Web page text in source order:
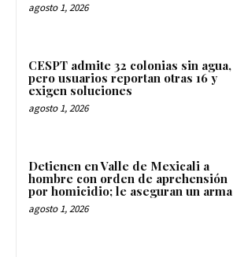
agosto 1, 2026
CESPT admite 32 colonias sin agua,
pero usuarios reportan otras 16 y
exigen soluciones
agosto 1, 2026
Detienen en Valle de Mexicali a
hombre con orden de aprehensión
por homicidio; le aseguran un arma
agosto 1, 2026